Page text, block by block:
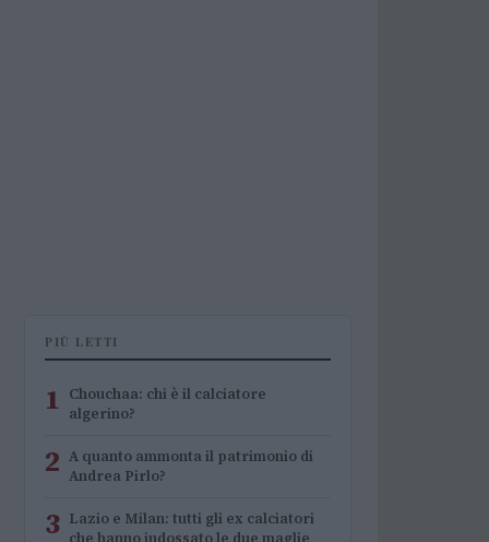
PIÙ LETTI
1 Chouchaa: chi è il calciatore
algerino?
2 A quanto ammonta il patrimonio di
Andrea Pirlo?
3 Lazio e Milan: tutti gli ex calciatori
che hanno indossato le due maglie